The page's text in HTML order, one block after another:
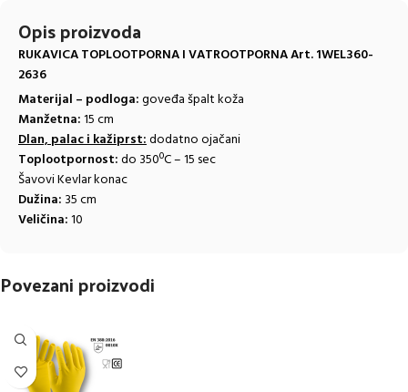
Opis proizvoda
RUKAVICA TOPLOOTPORNA I VATROOTPORNA Art. 1WEL360-
2636
Materijal – podloga:goveđa špalt koža
Manžetna:15 cm
Dlan, palac i kažiprst:dodatno ojačani
Toplootpornost:do 350ºC – 15 sec
Šavovi Kevlar konac
Dužina: 35 cm
Veličina:10
Povezani proizvodi